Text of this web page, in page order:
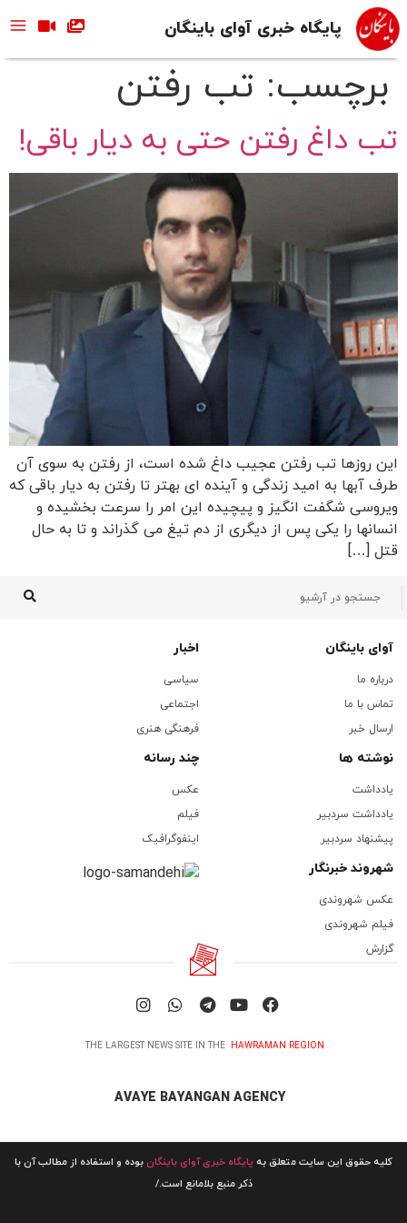
پایگاه خبری آوای باینگان
برچسب: تب رفتن
تب داغ رفتن حتی به دیار باقی!
این روزها تب رفتن عجیب داغ شده است، از رفتن به سوی آن
طرف آبها به امید زندگی و آینده ای بهتر تا رفتن به دیار باقی که
ویروسی شگفت انگیز و پیچیده این امر را سرعت بخشیده و
انسانها را یکی پس از دیگری از دم تیغ می گذراند و تا به حال
قتل […]
آوای باینگان
درباره ما
تماس با ما
ارسال خبر
اخبار
سیاسی
اجتماعی
فرهنگی هنری
نوشته ها
یادداشت
یادداشت سردبیر
پیشنهاد سردبیر
چند رسانه
عکس
فیلم
اینفوگرافیک
شهروند خبرنگار
عکس شهروندی
فیلم شهروندی
گزارش
THE LARGEST NEWS SITE IN THE HAWRAMAN REGION
AVAYE BAYANGAN AGENCY
کلیه حقوق این سایت متعلق به پایگاه خبری آوای باینگانبوده و استفاده از مطالب آن با
ذکر منبع بلامانع است./